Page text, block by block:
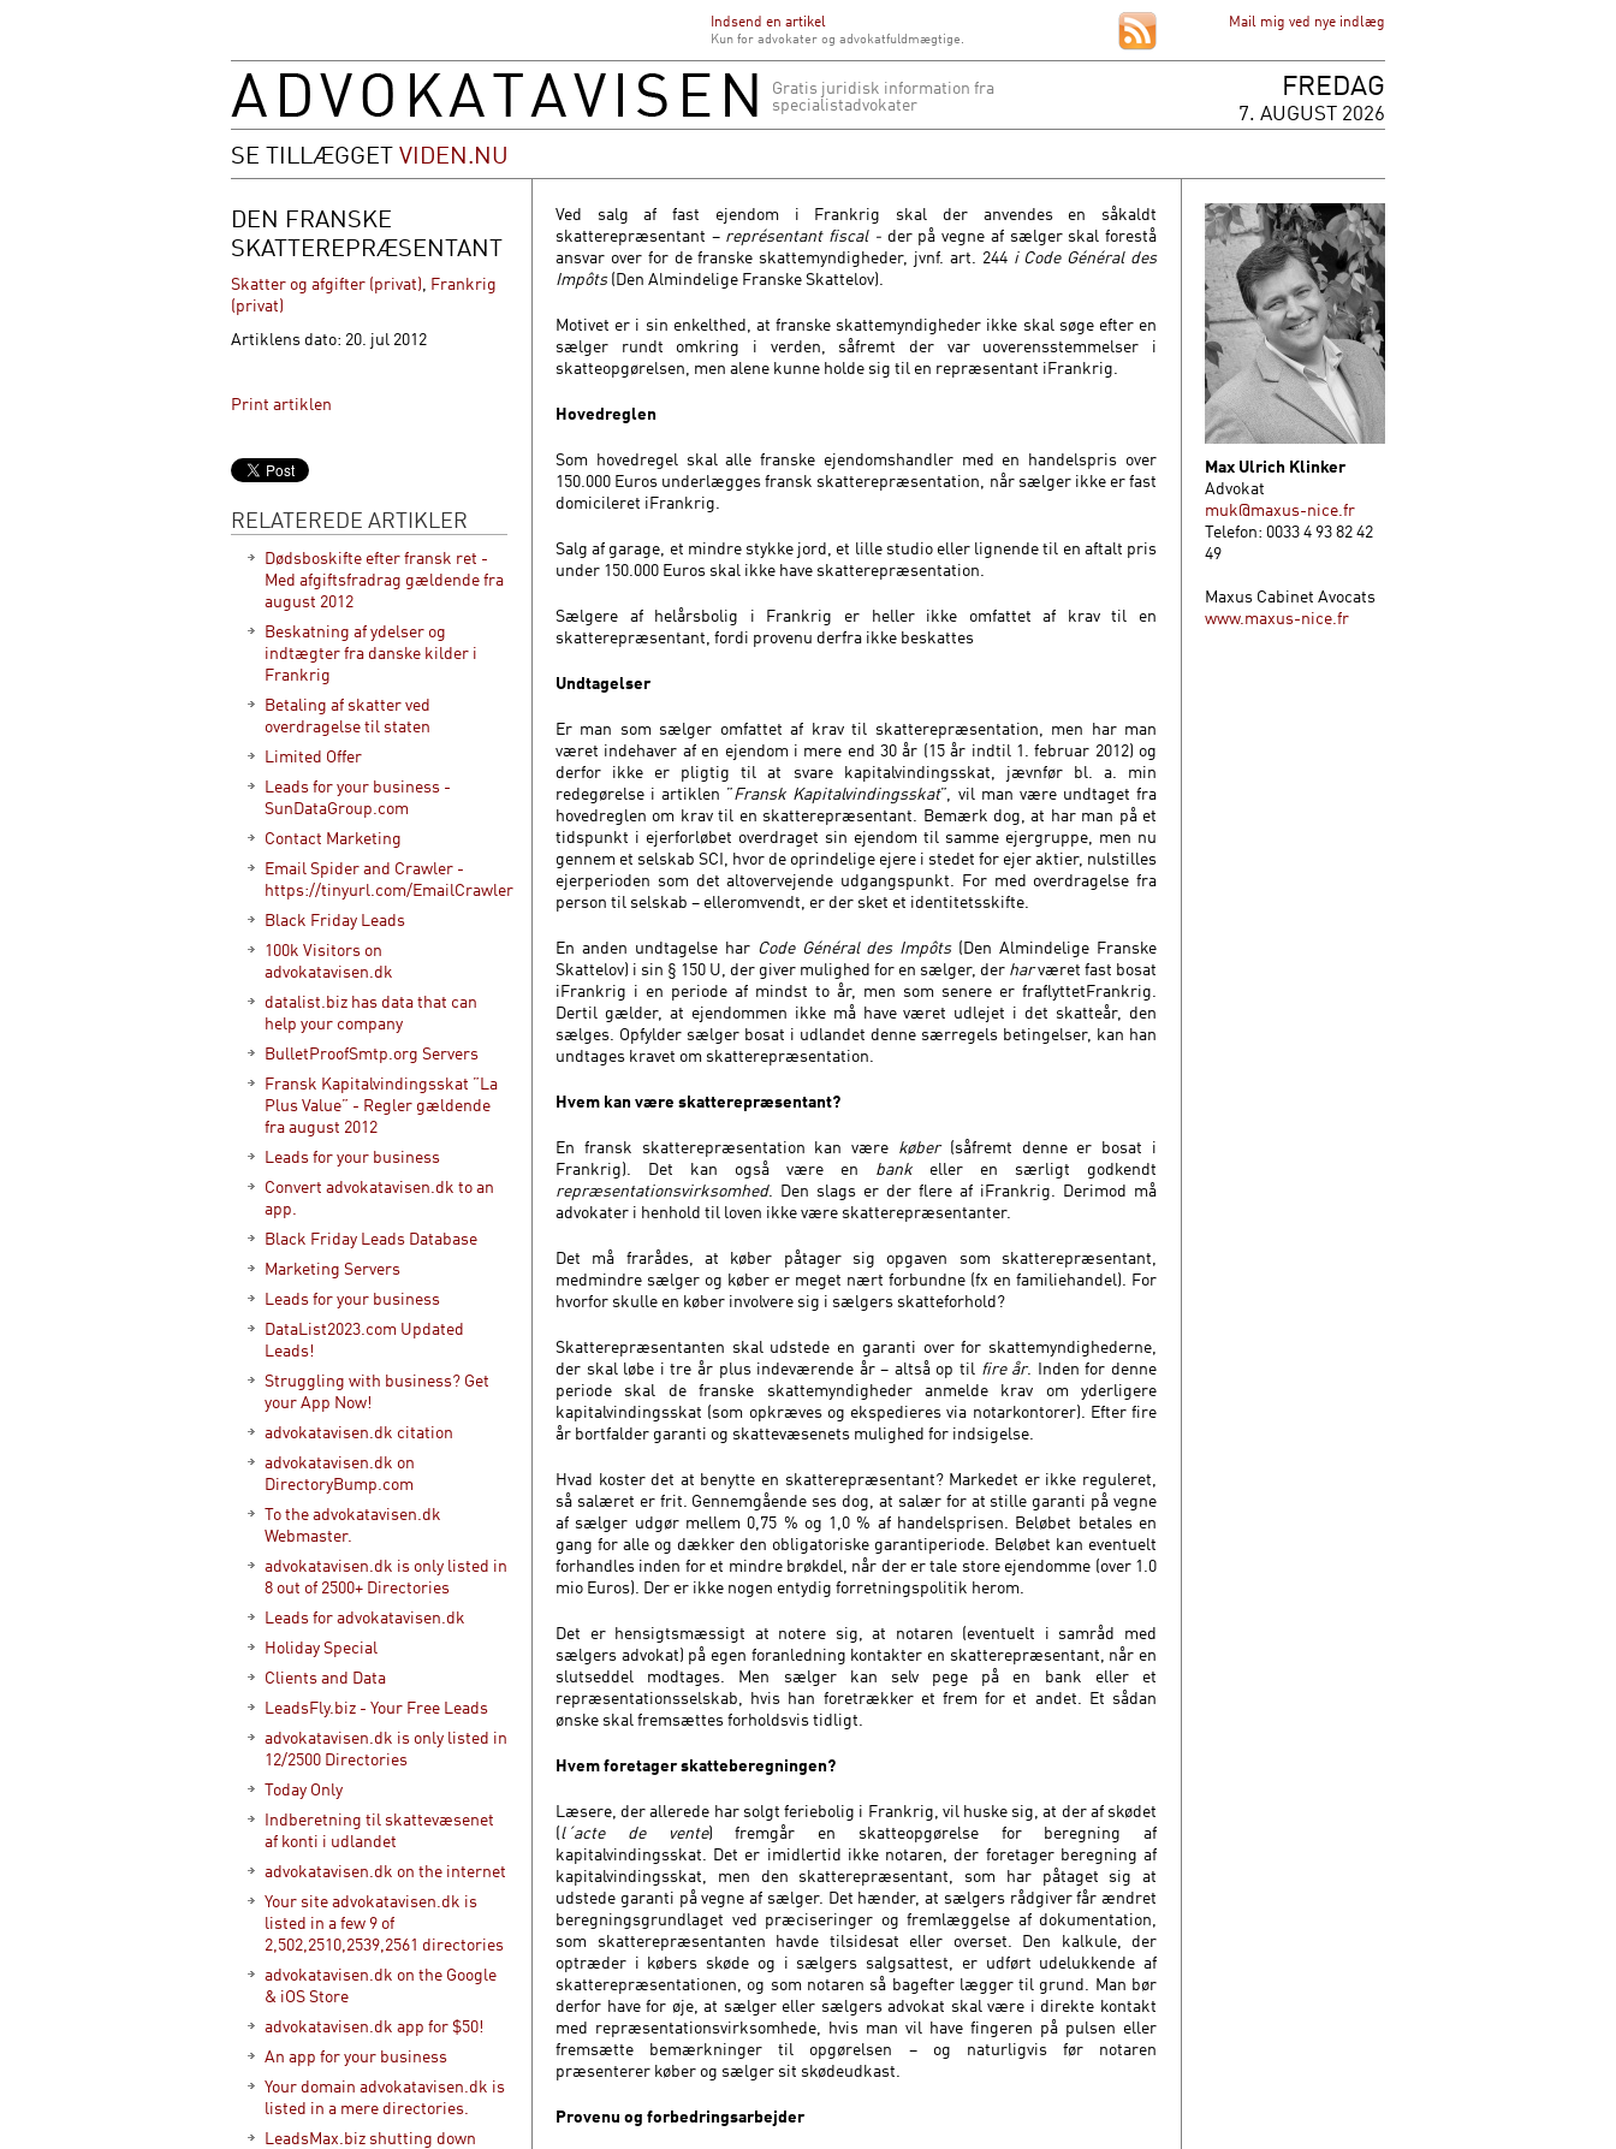
Indsend en artikel
Kun for advokater og advokatfuldmægtige.
Mail mig ved nye indlæg
Gratis juridisk information fra
specialistadvokater
FREDAG
7. AUGUST 2026
SE TILLÆGGETVIDEN.NU
DEN FRANSKE
SKATTEREPRÆSENTANT
Skatter og afgifter (privat) Frankrig
(privat)
Artiklens dato: 20. jul 2012
Print artiklen
RELATEREDE ARTIKLER
Dødsboskifte efter fransk ret -
Med afgiftsfradrag gældende fra
august 2012
Beskatning af ydelser og
indtægter fra danske kilder i
Frankrig
Betaling af skatter ved
overdragelse til staten
Limited Offer
Leads for your business -
SunDataGroup.com
Contact Marketing
Email Spider and Crawler -
https://tinyurl.com/EmailCrawler
Black Friday Leads
100k Visitors on
advokatavisen.dk
datalist.biz has data that can
help your company
BulletProofSmtp.org Servers
Fransk Kapitalvindingsskat ”La
Plus Value” - Regler gældende
fra august 2012
Leads for your business
Convert advokatavisen.dk to an
app.
Black Friday Leads Database
Marketing Servers
Leads for your business
DataList2023.com Updated
Leads!
Struggling with business? Get
your App Now!
advokatavisen.dk citation
advokatavisen.dk on
DirectoryBump.com
To the advokatavisen.dk
Webmaster.
advokatavisen.dk is only listed in
8 out of 2500+ Directories
Leads for advokatavisen.dk
Holiday Special
Clients and Data
LeadsFly.biz - Your Free Leads
advokatavisen.dk is only listed in
12/2500 Directories
Today Only
Indberetning til skattevæsenet
af konti i udlandet
advokatavisen.dk on the internet
Your site advokatavisen.dk is
listed in a few 9 of
2,502,2510,2539,2561 directories
advokatavisen.dk on the Google
& iOS Store
advokatavisen.dk app for $50!
An app for your business
Your domain advokatavisen.dk is
listed in a mere directories.
LeadsMax.biz shutting down
Ved salg af fast ejendom i Frankrig skal der anvendes en såkaldt
skatterepræsentant – représentant fiscal -der på vegne af sælger skal forestå
ansvar over for de franske skattemyndigheder, jvnf. art. 244i Code Général des
Impôts(Den Almindelige Franske Skattelov).
Motivet er i sin enkelthed, at franske skattemyndigheder ikke skal søge efter en
sælger rundt omkring i verden, såfremt der var uoverensstemmelser i
skatteopgørelsen, men alene kunne holde sig til en repræsentant iFrankrig.
Hovedreglen
Som hovedregel skal alle franske ejendomshandler med en handelspris over
150.000 Euros underlægges fransk skatterepræsentation, når sælger ikke er fast
domicileret iFrankrig.
Salg af garage, et mindre stykke jord, et lille studio eller lignende til en aftalt pris
under 150.000 Euros skal ikke have skatterepræsentation.
Sælgere af helårsbolig i Frankrig er heller ikke omfattet af krav til en
skatterepræsentant, fordi provenu derfra ikke beskattes
Undtagelser
Er man som sælger omfattet af krav til skatterepræsentation, men har man
været indehaver af en ejendom i mere end 30 år (15 år indtil 1. februar 2012) og
derfor ikke er pligtig til at svare kapitalvindingsskat, jævnfør bl. a. min
redegørelse i artiklen ”Fransk Kapitalvindingsskat”, vil man være undtaget fra
hovedreglen om krav til en skatterepræsentant. Bemærk dog, at har man på et
tidspunkt i ejerforløbet overdraget sin ejendom til samme ejergruppe, men nu
gennem et selskab SCI, hvor de oprindelige ejere i stedet for ejer aktier, nulstilles
ejerperioden som det altovervejende udgangspunkt. For med overdragelse fra
person til selskab – elleromvendt, er der sket et identitetsskifte.
En anden undtagelse har Code Général des Impôts(Den Almindelige Franske
Skattelov) i sin § 150 U, der giver mulighed for en sælger, der harværet fast bosat
iFrankrig i en periode af mindst to år, men som senere er fraflyttetFrankrig.
Dertil gælder, at ejendommen ikke må have været udlejet i det skatteår, den
sælges. Opfylder sælger bosat i udlandet denne særregels betingelser, kan han
undtages kravet om skatterepræsentation.
Hvem kan være skatterepræsentant?
En fransk skatterepræsentation kan være køber(såfremt denne er bosat i
Frankrig). Det kan også være en bank eller en særligt godkendt
repræsentationsvirksomhed. Den slags er der flere af iFrankrig. Derimod må
advokater i henhold til loven ikke være skatterepræsentanter.
Det må frarådes, at køber påtager sig opgaven som skatterepræsentant,
medmindre sælger og køber er meget nært forbundne (fx en familiehandel). For
hvorfor skulle en køber involvere sig i sælgers skatteforhold?
Skatterepræsentanten skal udstede en garanti over for skattemyndighederne,
der skal løbe i tre år plus indeværende år – altså op til fire år. Inden for denne
periode skal de franske skattemyndigheder anmelde krav om yderligere
kapitalvindingsskat (som opkræves og ekspedieres via notarkontorer). Efter fire
år bortfalder garanti og skattevæsenets mulighed for indsigelse.
Hvad koster det at benytte en skatterepræsentant? Markedet er ikke reguleret,
så salæret er frit. Gennemgående ses dog, at salær for at stille garanti på vegne
af sælger udgør mellem 0,75 % og 1,0 % af handelsprisen. Beløbet betales en
gang for alle og dækker den obligatoriske garantiperiode. Beløbet kan eventuelt
forhandles inden for et mindre brøkdel, når der er tale store ejendomme (over 1.0
mio Euros). Der er ikke nogen entydig forretningspolitik herom.
Det er hensigtsmæssigt at notere sig, at notaren (eventuelt i samråd med
sælgers advokat) på egen foranledning kontakter en skatterepræsentant, når en
slutseddel modtages. Men sælger kan selv pege på en bank eller et
repræsentationsselskab, hvis han foretrækker et frem for et andet. Et sådan
ønske skal fremsættes forholdsvis tidligt.
Hvem foretager skatteberegningen?
Læsere, der allerede har solgt feriebolig i Frankrig, vil huske sig, at der af skødet
(l´acte de vente) fremgår en skatteopgørelse for beregning af
kapitalvindingsskat. Det er imidlertid ikke notaren, der foretager beregning af
kapitalvindingsskat, men den skatterepræsentant, som har påtaget sig at
udstede garanti på vegne af sælger. Det hænder, at sælgers rådgiver får ændret
beregningsgrundlaget ved præciseringer og fremlæggelse af dokumentation,
som skatterepræsentanten havde tilsidesat eller overset. Den kalkule, der
optræder i købers skøde og i sælgers salgsattest, er udført udelukkende af
skatterepræsentationen, og som notaren så bagefter lægger til grund. Man bør
derfor have for øje, at sælger eller sælgers advokat skal være i direkte kontakt
med repræsentationsvirksomhede, hvis man vil have fingeren på pulsen eller
fremsætte bemærkninger til opgørelsen – og naturligvis før notaren
præsenterer køber og sælger sit skødeudkast.
Provenu og forbedringsarbejder
Max Ulrich Klinker
Advokat
muk@maxus-nice.fr
Telefon: 0033 4 93 82 42
49
Maxus Cabinet Avocats
www.maxus-nice.fr